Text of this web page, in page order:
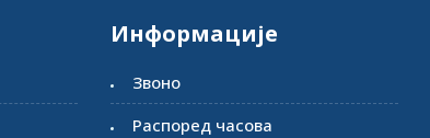
Информације
Звоно
Распоред часова